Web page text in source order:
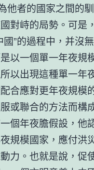
他者的國家之間的
對峙的局勢。可是
國”的過程中，并沒
以一個單一年夜規
以出現這種單一年
合應對更年夜規模
或聯合的方法而構
個年夜膽假設，他
規模國家，應付洪
力。也就是說，促